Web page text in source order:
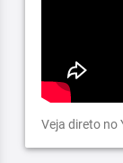
Veja direto no